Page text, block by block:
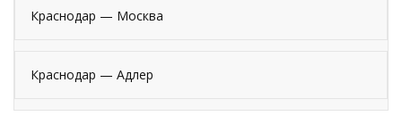
Краснодар — Москва
Краснодар — Адлер